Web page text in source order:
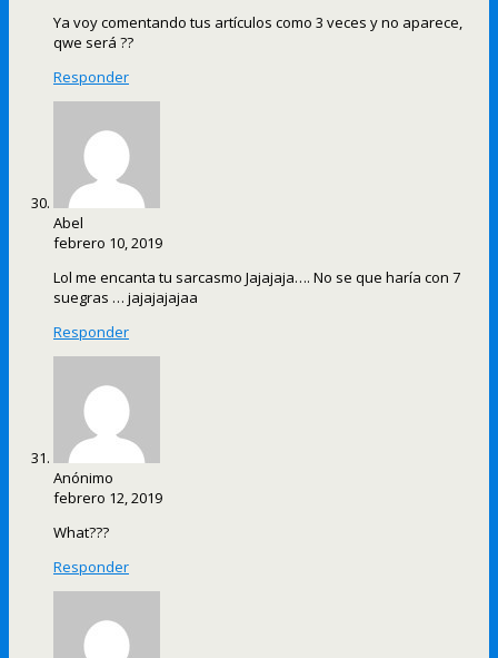
Ya voy comentando tus artículos como 3 veces y no aparece,
qwe será ??
Responder
Abel
febrero 10, 2019
Lol me encanta tu sarcasmo Jajajaja…. No se que haría con 7
suegras … jajajajajaa
Responder
Anónimo
febrero 12, 2019
What???
Responder